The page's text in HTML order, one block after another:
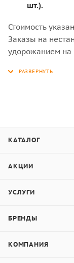
шт.).
Стоимость
Заказы на
удорожанием на
Система
цоколь здания!
доски
RAL 1015:
90% — цемент
КАТАЛОГ
АКЦИИ
УСЛУГИ
БРЕНДЫ
КОМПАНИЯ